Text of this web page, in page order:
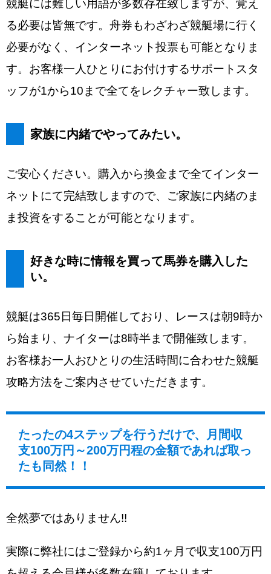
競艇には難しい用語が多数存在致しますが、覚え
る必要は皆無です。舟券もわざわざ競艇場に行く
必要がなく、インターネット投票も可能となりま
す。お客様一人ひとりにお付けするサポートスタ
ッフが1から10まで全てをレクチャー致します。
家族に内緒でやってみたい。
ご安心ください。購入から換金まで全てインター
ネットにて完結致しますので、ご家族に内緒のま
ま投資をすることが可能となります。
好きな時に情報を買って馬券を購入した
い。
競艇は365日毎日開催しており、レースは朝9時か
ら始まり、ナイターは8時半まで開催致します。
お客様お一人おひとりの生活時間に合わせた競艇
攻略方法をご案内させていただきます。
たったの4ステップを行うだけで、月間収
支100万円～200万円程の金額であれば取っ
たも同然！！
全然夢ではありません!!
実際に弊社にはご登録から約1ヶ月で収支100万円